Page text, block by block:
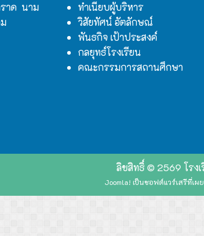
าด นาม
ทำเนียบผู้บริหาร
วิสัยทัศน์ อัตลักษณ์
พันธกิจ เป้าประสงค์
กลยุทธ์โรงเรียน
คณะกรรมการสถานศึกษา
ลิขสิทธิ์ © 2569 โรง
Joomla! เป็นซอฟต์แวร์เสรีที่เผ